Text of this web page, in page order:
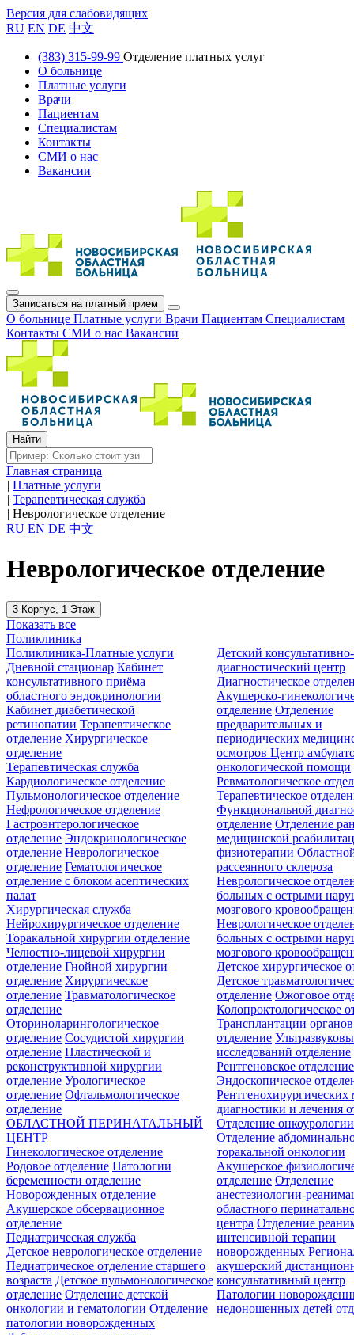
Версия для слабовидящих
RU EN DE 中文
(383) 315-99-99 Отделение платных услуг
О больнице
Платные услуги
Врачи
Пациентам
Специалистам
Контакты
СМИ о нас
Вакансии
Записаться на платный прием
О больнице Платные услуги Врачи Пациентам Специалистам
Контакты СМИ о нас Вакансии
Главная страница
| Платные услуги
| Терапевтическая служба
| Неврологическое отделение
RU EN DE 中文
Неврологическое отделение
3 Корпус, 1 Этаж
Показать все
Поликлиника
Поликлиника-Платные услуги
Дневной стационар Кабинет
консультативного приёма
областного эндокринологии
Кабинет диабетической
ретинопатии Терапевтическое
отделение Хирургическое
отделение
Детский консультативно-
диагностический центр
Диагностическое
Акушерско-
отделение Отделение
предварительных и
периодических
осмотровЦентр
онкологической помощи
Терапевтическая служба
Кардиологическое отделение
Пульмонологическое отделение
Нефрологическое отделение
Гастроэнтерологическое
отделение Эндокринологическое
отделение Неврологическое
отделение Гематологическое
отделение c блоком асептических
палат
Ревматологическое
Терапевтическое
Функциональной
отделение Отделение
медицинской
физиотерапии
рассеянного склероза
Неврологическое
больных с острыми
мозгового
Неврологическое
больных с острыми
мозгового
Хирургическая служба
Нейрохирургическое отделение
Торакальной хирургии отделение
Челюстно-лицевой хирургии
отделение Гнойной хирургии
отделение Хирургическое
отделение Травматологическое
отделение
Оториноларингологическое
отделение Сосудистой хирургии
отделение Пластической и
реконструктивной хирургии
отделение Урологическое
отделение Офтальмологическое
отделение
Детское хирургическое
Детское
отделение Ожоговое
Колопроктологическое
Трансплантации органов
отделение
исследований отделение
Рентгеновское отделение
Эндоскопическое
Рентгенохирургических
диагностики и лечения
Отделение онкоурологии
Отделение
торакальной онкологии
ОБЛАСТНОЙ ПЕРИНАТАЛЬНЫЙ
ЦЕНТР
Гинекологическое отделение
Родовое отделение Патологии
беременности отделение
Новорожденных отделение
Акушерское обсервационное
отделение
Акушерское
отделение Отделение
анестезиологии-
областного
центра Отделение
интенсивной терапии
новорожденных
акушерский
консультативный центр
Патологии
недоношенных детей
Педиатрическая служба
Детское неврологическое отделение
Педиатрическое отделение старшего
возраста Детское пульмонологическое
отделение Отделение детской
онкологии и гематологии Отделение
патологии новорожденных